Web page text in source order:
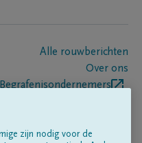
Alle rouwberichten
Over ons
Begrafenisondernemers
zijn nodig voor de